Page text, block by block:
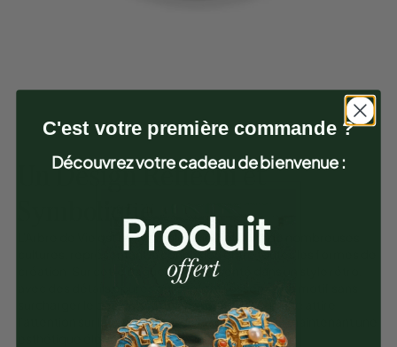
Un Design Réfléchi et
Symbolique
L'Arbre de Vie est un symbole puissant dans de nombreuses
cultures, représentant la connexion entre toutes les formes de
création. Sur cette bague, il est présenté dans un style rétro,
avec des détails épurés qui captent l'essence du motif sans
surcharger le design. Cette approche minimaliste attire
l'attention sur la symbolique de la pièce tout en maintenant une
esthétique élégante et accessible.
C'est votre première commande ?
Découvrez votre cadeau de bienvenue :